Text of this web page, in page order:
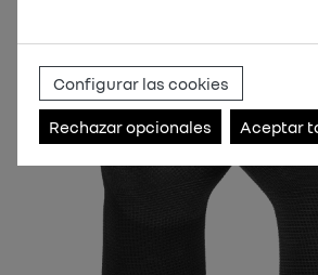
Configurar las cookies
Rechazar opcionales Aceptar